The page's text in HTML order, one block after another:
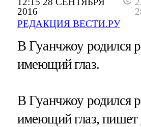
2016
РЕДАКЦИЯ ВЕСТИ.РУ
В Гуанчжоу родился
имеющий глаз.
В Гуанчжоу родился
имеющий глаз, пишет